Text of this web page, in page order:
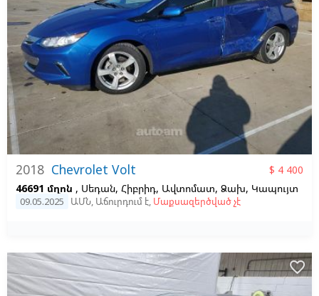
2018 Chevrolet Volt
$ 4 400
46691 մղոն , Սեդան, Հիբրիդ, Ավտոմատ, Ձախ, Կապույտ
09.05.2025 ԱՄՆ, Աճուրդում է, Մաքսազերծված չէ
favorite_border